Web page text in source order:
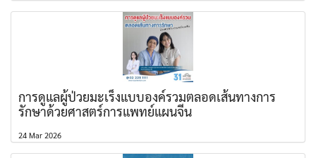
การดูแลผู้ป่วยมะเร็งแบบองค์รวมตลอดเส้นทางการ
รักษาด้วยศาสตร์การแพทย์แผนจีน
24 Mar 2026